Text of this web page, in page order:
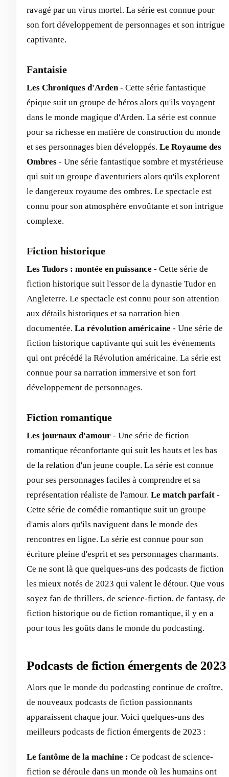
ravagé par un virus mortel. La série est connue pour
son fort développement de personnages et son intrigue
captivante.
Fantaisie
Les Chroniques d'Arden- Cette série fantastique
épique suit un groupe de héros alors qu'ils voyagent
dans le monde magique d'Arden. La série est connue
pour sa richesse en matière de construction du monde
et ses personnages bien développés. Le Royaume des
Ombres - Une série fantastique sombre et mystérieuse
qui suit un groupe d'aventuriers alors qu'ils explorent
le dangereux royaume des ombres. Le spectacle est
connu pour son atmosphère envoûtante et son intrigue
complexe.
Fiction historique
Les Tudors : montée en puissance - Cette série de
fiction historique suit l'essor de la dynastie Tudor en
Angleterre. Le spectacle est connu pour son attention
aux détails historiques et sa narration bien
documentée. La révolution américaine - Une série de
fiction historique captivante qui suit les événements
qui ont précédé la Révolution américaine. La série est
connue pour sa narration immersive et son fort
développement de personnages.
Fiction romantique
Les journaux d'amour - Une série de fiction
romantique réconfortante qui suit les hauts et les bas
de la relation d'un jeune couple. La série est connue
pour ses personnages faciles à comprendre et sa
représentation réaliste de l'amour. Le match parfait -
Cette série de comédie romantique suit un groupe
d'amis alors qu'ils naviguent dans le monde des
rencontres en ligne. La série est connue pour son
écriture pleine d'esprit et ses personnages charmants. ‍
Ce ne sont là que quelques-uns des podcasts de fiction
les mieux notés de 2023 qui valent le détour. Que vous
soyez fan de thrillers, de science-fiction, de fantasy, de
fiction historique ou de fiction romantique, il y en a
pour tous les goûts dans le monde du podcasting.
Podcasts de fiction émergents de 2023
Alors que le monde du podcasting continue de croître,
de nouveaux podcasts de fiction passionnants
apparaissent chaque jour. Voici quelques-uns des
meilleurs podcasts de fiction émergents de 2023 :
Le fantôme de la machine : Ce podcast de science-
fiction se déroule dans un monde où les humains ont